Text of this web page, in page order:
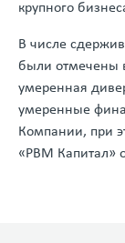
крупного
В числе
были отмечены
умеренная
умеренные
Компании, при
«РВМ Капитал»